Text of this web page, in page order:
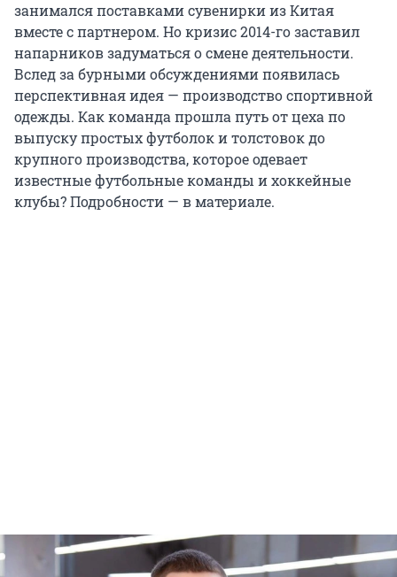
занимался поставками сувенирки из Китая
вместе с партнером. Но кризис 2014-го заставил
напарников задуматься о смене деятельности.
Вслед за бурными обсуждениями появилась
перспективная идея — производство спортивной
одежды. Как команда прошла путь от цеха по
выпуску простых футболок и толстовок до
крупного производства, которое одевает
известные футбольные команды и хоккейные
клубы? Подробности — в материале.